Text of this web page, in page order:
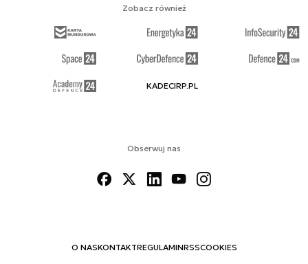
Obserwuj nas
O NASKONTAKTREGULAMINRSSCOOKIES
Zobacz również
KADECIRP.PL